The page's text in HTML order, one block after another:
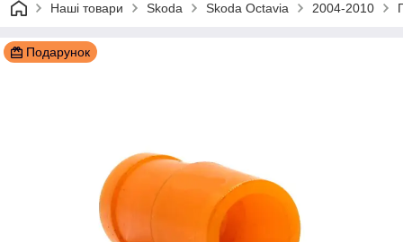
Наші товари Skoda Skoda Octavia 2004-2010
Подарунок